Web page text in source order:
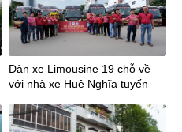
Dàn xe Limousine 19 chỗ về
với nhà xe Huệ Nghĩa tuyến